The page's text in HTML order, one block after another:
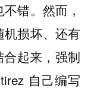
错。然而，
损坏、还有
起来，强制
自己编写